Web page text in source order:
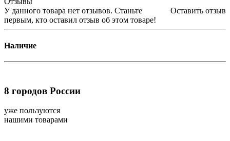
Оставить отзыв
У данного товара нет отзывов. Станьте
первым, кто оставил отзыв об этом товаре!
Наличие
8 городов России
уже пользуются
нашими товарами